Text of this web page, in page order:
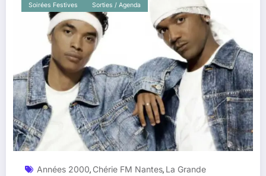
Soirées Festives Sorties / Agenda
Années 2000, Chérie FM Nantes, La Grande